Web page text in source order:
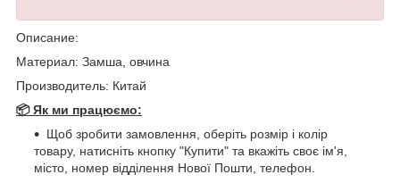
Описание:
Материал: Замша, овчина
Производитель: Китай
📦 Як ми працюємо:
Щоб зробити замовлення, оберіть розмір і колір
товару, натисніть кнопку "Купити" та вкажіть своє ім'я,
місто, номер відділення Нової Пошти, телефон.